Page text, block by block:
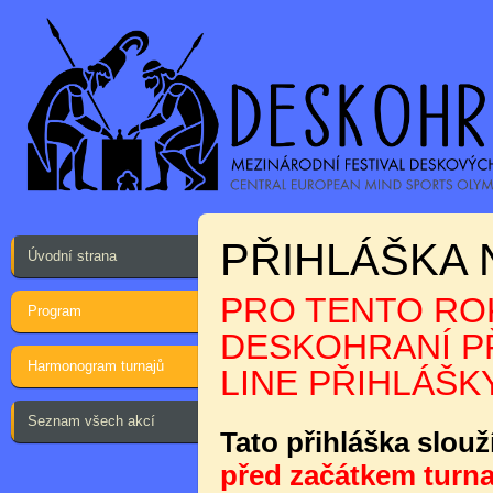
Úvodní strana
Program
Harmonogram turnajů
Seznam všech akcí
PŘIHLÁŠKA
PRO TENTO
DESKOHRANÍ
LINE
Tato přihláška
před začátkem